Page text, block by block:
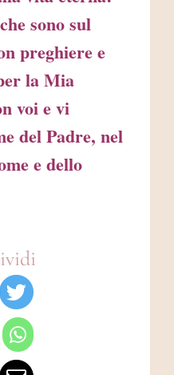
sono sul
preghiere e
la Mia
voi e vi
del Padre, nel
e dello